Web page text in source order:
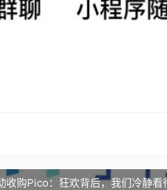
收购Pico：狂欢背后，我们冷静